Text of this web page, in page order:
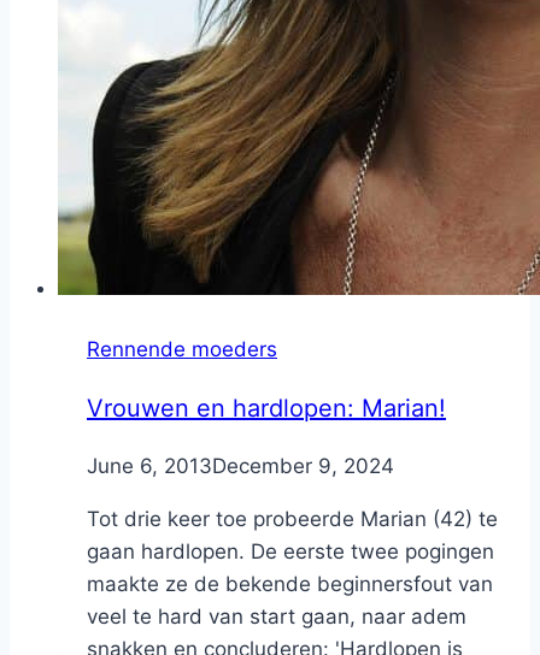
Rennende moeders
Vrouwen en hardlopen: Marian!
ByNicole
June 6, 2013December 9, 2024
Tot drie keer toe probeerde Marian (42) te
gaan hardlopen. De eerste twee pogingen
maakte ze de bekende beginnersfout van
veel te hard van start gaan, naar adem
snakken en concluderen: 'Hardlopen is